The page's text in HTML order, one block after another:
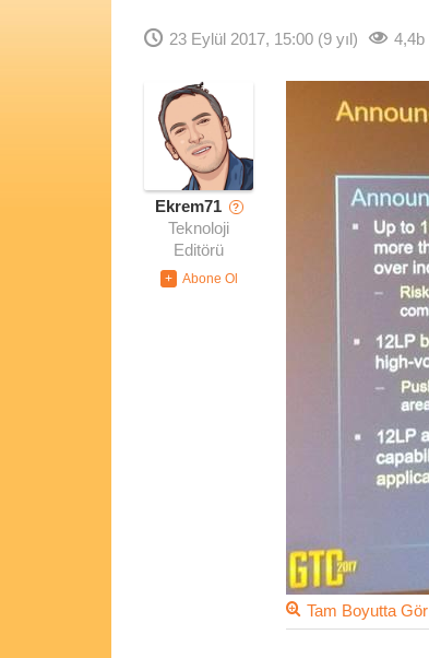
23 Eylül 2017, 15:00 (9 yıl) 4,4b
Ekrem71 ?
Teknoloji
Editörü
Tam Boyutta Gör